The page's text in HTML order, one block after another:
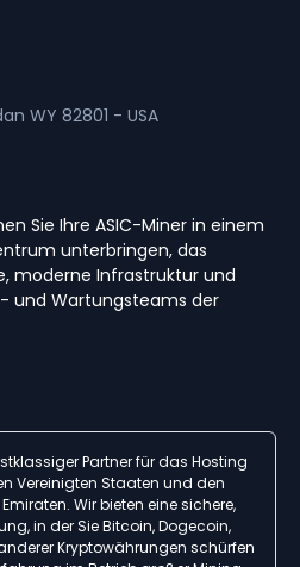
WY 82801 - USA
Sie Ihre ASIC-Miner in einem
unterbringen, das
moderne Infrastruktur und
und Wartungsteams der
Partner für das Hosting
Vereinigten Staaten und den
Wir bieten eine sichere,
in der Sie Bitcoin, Dogecoin,
Kryptowährungen schürfen